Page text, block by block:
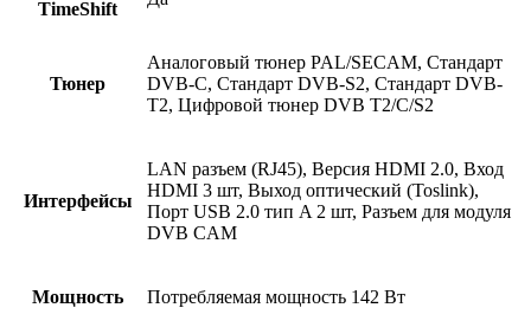
TimeShift
Тюнер
Аналоговый тюнер PAL/SECAM, Стандарт
DVB-C, Стандарт DVB-S2, Стандарт DVB-
T2, Цифровой тюнер DVB T2/C/S2
Интерфейсы
LAN разъем (RJ45), Версия HDMI 2.0, Вход
HDMI 3 шт, Выход оптический (Toslink),
Порт USB 2.0 тип A 2 шт, Разъем для модуля
DVB CAM
Мощность Потребляемая мощность 142 Вт